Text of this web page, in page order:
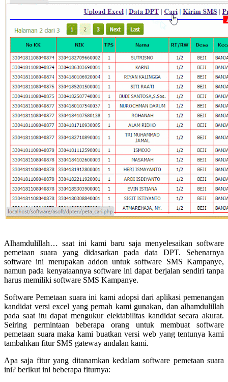
Alhamdulillah… saat ini kami baru saja menyelesaikan software
pemetaan suara yang didasarkan pada data DPT. Sebenarnya
software ini merupakan addon untuk software SMS Kampanye,
namun pada kenyataannya software ini dapat berjalan sendiri tanpa
harus memiliki software SMS Kampanye.
Software Pemetaan suara ini kami adopsi dari aplikasi pemenangan
kandidat versi excel yang pernah kami gunakan, dan alhamdulillah
pada saat itu dapat mengukur elektabilitas kandidat secara akurat.
Seiring permintaan beberapa orang untuk membuat software
pemetaan suara maka kami buatkan versi web yang tentunya kami
tambahkan fitur SMS gateway andalan kami.
Apa saja fitur yang ditanamkan kedalam software pemetaan suara
ini? berikut ini beberapa fiturnya: